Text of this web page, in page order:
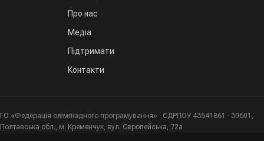
Про нас
Медіа
Підтримати
Контакти
ГО «Федерація олімпіадного програмування» · ЄДРПОУ 43541861 · 39601,
Полтавська обл., м. Кременчук, вул. Європейська, 72а